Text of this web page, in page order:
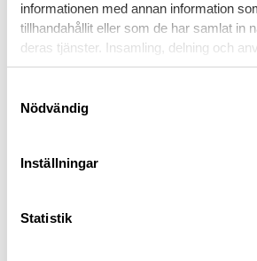
informationen med annan information
tillhandahållit eller som de har samlat in
deras tjänster. Insamling, delning och
personuppgifter kan användas för
Nödvändig
Inställningar
Statistik
SKJORTOR